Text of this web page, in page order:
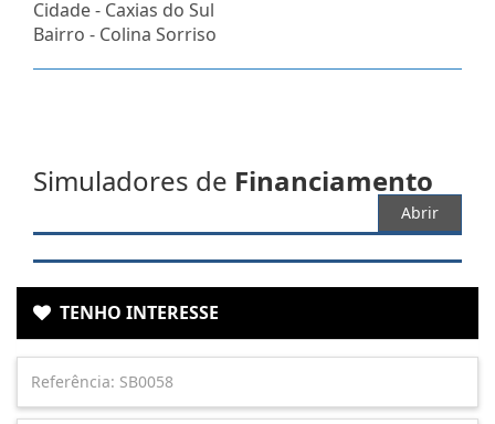
Cidade - Caxias do Sul
Bairro - Colina Sorriso
Simuladores de Financiamento
Abrir
TENHO INTERESSE